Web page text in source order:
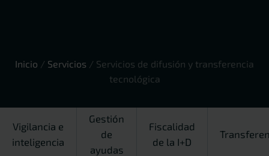
Inicio / Servicios / Servicios de difusión y transferencia
tecnológica
Vigilancia e
inteligencia
Gestión
de
ayudas
Fiscalidad
de la I+D